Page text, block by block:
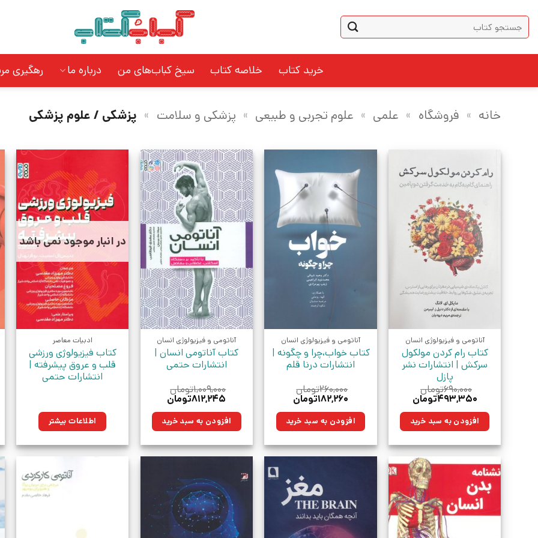
content
جستجو
برای:
خرید کتاب خلاصه کتاب سیخ کباب‌های من درباره ما رهگیری
خانه » فروشگاه » علمی » علوم تجربی و طبیعی » پزشکی و سلامت » پزشکی / علوم پزشکی
آناتومی و فیزیولوژی انسان
کتاب رام کردن مولکول
سرکش | انتشارات نشر
پازل
۶۹۰,۰۰۰تومان
قیمت
۶۹۰,۰۰۰تومان
بود.
۴۹۳,۳۵۰تومان
۴۹۳,۳۵۰تومان.افزودن به سبد خرید
آناتومی و فیزیولوژی انسان
کتاب خواب،چرا و چگونه |
انتشارات درنا قلم
۲۶۰,۰۰۰تومان
قیمت
۲۶۰,۰۰۰تومان
بود.
۱۸۲,۲۶۰تومانقیمت
۱۸۲,۲۶۰تومان.افزودن به سبد خرید
آناتومی و فیزیولوژی انسان
کتاب آناتومی انسان |
انتشارات حتمی
۱,۰۰۹,۰۰۰تومان
قیمت
۱,۰۰۹,۰۰۰تومان
بود.
۸۱۲,۲۴۵تومانقیمت
۸۱۲,۲۴۵تومان.افزودن به سبد خرید
در انبار موجود نمی باشد
ادبیات معاصر
کتاب فیزیولوژی ورزشی
قلب و عروق پیشرفته |
انتشارات حتمی
اطلاعات بیشتر